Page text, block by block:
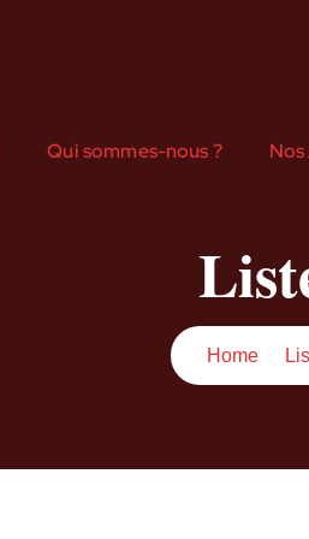
Qui sommes-nous ?
Home